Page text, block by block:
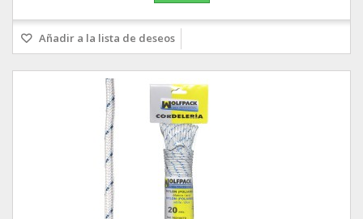
Añadir a la lista de deseos